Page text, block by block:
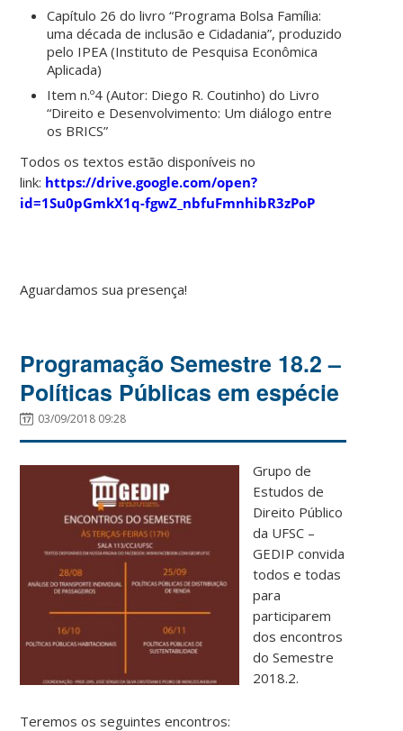
Capítulo 26 do livro “Programa Bolsa Família:
uma década de inclusão e Cidadania”, produzido
pelo IPEA (Instituto de Pesquisa Econômica
Aplicada)
Item n.º4 (Autor: Diego R. Coutinho) do Livro
“Direito e Desenvolvimento: Um diálogo entre
os BRICS”
Todos os textos estão disponíveis no
link: https://drive.google.com/open?
id=1Su0pGmkX1q-fgwZ_nbfuFmnhibR3zPoP
Aguardamos sua presença!
Programação Semestre 18.2 –
Políticas Públicas em espécie
03/09/2018 09:28
Grupo de
Estudos de
Direito Público
da UFSC –
GEDIP convida
todos e todas
para
participarem
dos encontros
do Semestre
2018.2.
Teremos os seguintes encontros: